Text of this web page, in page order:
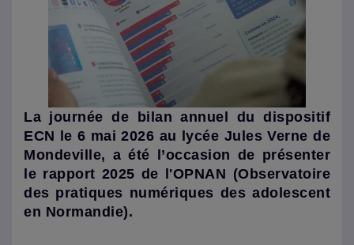
La journée de bilan annuel du dispositif
ECN le 6 mai 2026 au lycée Jules Verne de
Mondeville, a été l’occasion de présenter
le rapport 2025 de l'OPNAN (Observatoire
des pratiques numériques des adolescent
en Normandie).